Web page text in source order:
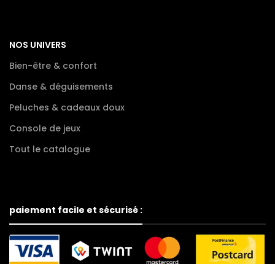
NOS UNIVERS
Bien-être & confort
Danse & déguisements
Peluches & cadeaux doux
Console de jeux
Tout le catalogue
paiement facile et sécurisé :